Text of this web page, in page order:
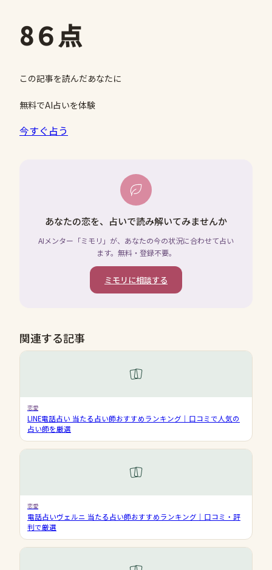
8６点
この記事を読んだあなたに
無料でAI占いを体験
今すぐ占う
あなたの恋を、占いで読み解いてみませんか
AIメンター「ミモリ」が、あなたの今の状況に合わせて占い
ます。無料・登録不要。
ミモリに相談する
関連する記事
恋愛
LINE電話占い 当たる占い師おすすめランキング｜口コミで人気の
占い師を厳選
恋愛
電話占いヴェルニ 当たる占い師おすすめランキング｜口コミ・評
判で厳選